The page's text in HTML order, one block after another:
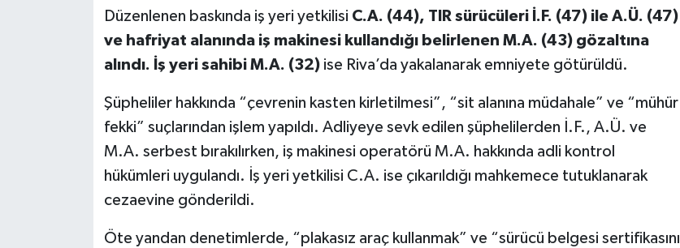
Düzenlenen baskında iş yeri yetkilisi C.A. (44), TIR sürücüleri İ.F. (47) ile A.Ü. (47)
ve hafriyat alanında iş makinesi kullandığı belirlenen M.A. (43) gözaltına
alındı. İş yeri sahibi M.A. (32) ise Riva’da yakalanarak emniyete götürüldü.
Şüpheliler hakkında “çevrenin kasten kirletilmesi”, “sit alanına müdahale” ve “mühür
fekki” suçlarından işlem yapıldı. Adliyeye sevk edilen şüphelilerden İ.F., A.Ü. ve
M.A. serbest bırakılırken, iş makinesi operatörü M.A. hakkında adli kontrol
hükümleri uygulandı. İş yeri yetkilisi C.A. ise çıkarıldığı mahkemece tutuklanarak
cezaevine gönderildi.
Öte yandan denetimlerde, “plakasız araç kullanmak” ve “sürücü belgesi sertifikasını